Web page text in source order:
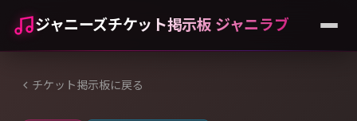
ジャニーズチケット掲示板 ジャニラブ
チケット掲示板に戻る